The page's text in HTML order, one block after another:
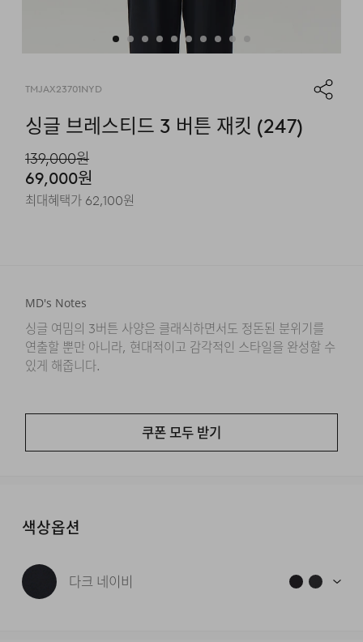
TMJAX23701NYD
싱글 브레스티드 3 버튼 재킷 (247)
69,000원
139,000원
최대혜택가 62,100원
MD's Notes
싱글 여밈의 3버튼 사양은 클래식하면서도 정돈된 분위기를
연출할 뿐만 아니라, 현대적이고 감각적인 스타일을 완성할 수
있게 해줍니다.
쿠폰 모두 받기
색상옵션
다크 네이비